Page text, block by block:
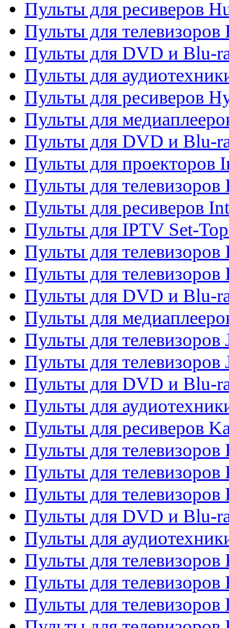
Пульты для ресиверов
Пульты для
Пульты для DVD и Blu-
Пульты для
Пульты для ресиверов
Пульты для
Пульты для DVD и Blu-
Пульты для проекторов
Пульты для
Пульты для ресиверов
Пульты для IPTV Set-
Пульты для телевизоров
Пульты для телевизоров
Пульты для DVD и Blu-
Пульты для
Пульты для телевизоров
Пульты для телевизоров
Пульты для DVD и Blu-
Пульты для
Пульты для ресиверов
Пульты для телевизоров
Пульты для телевизоров
Пульты для телевизоров
Пульты для DVD и Blu-
Пульты для
Пульты для
Пульты для телевизоров
Пульты для телевизоров